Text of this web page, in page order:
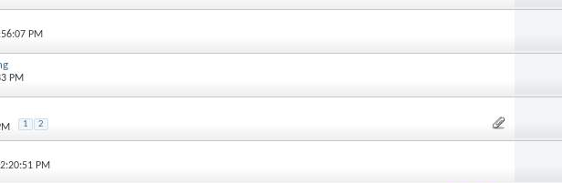
PM
PM
1 2
PM